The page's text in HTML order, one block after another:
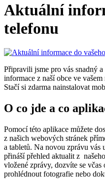
Aktuální
telefonu
Připravili jsme pro vás snadný
informace z naší obce ve
Stačí si zdarma nainstalovat
O co jde a co
Pomocí této aplikace můžete
z našich webových stránek
a tabletů. Na novou zprávu
přináší přehled aktualit z
vložené zprávy, dozvíte se
prohlédnout fotografie nebo